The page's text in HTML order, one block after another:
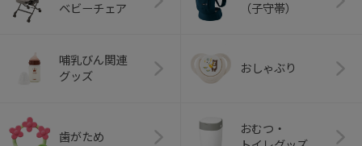
ベビーチェア
（子守帯）
哺乳びん関連
グッズ
おしゃぶり
歯がため
おむつ・